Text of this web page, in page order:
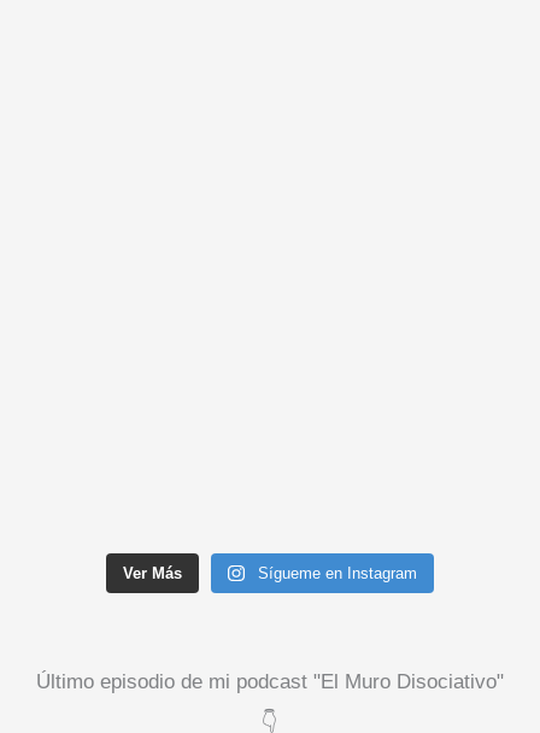
Ver Más Sígueme en Instagram
Último episodio de mi podcast "El Muro Disociativo"
👇